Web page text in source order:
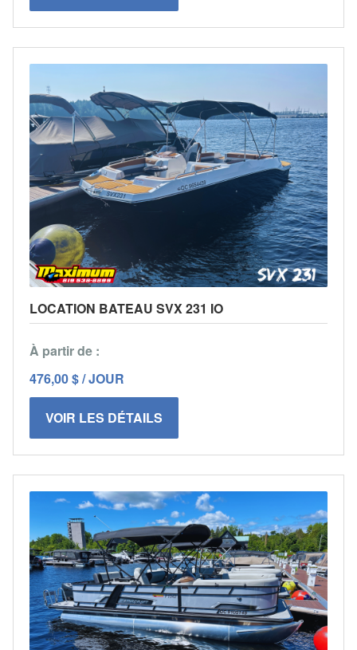
LOCATION BATEAU SVX 231 IO
À partir de :
476,00 $ / JOUR
VOIR LES DÉTAILS